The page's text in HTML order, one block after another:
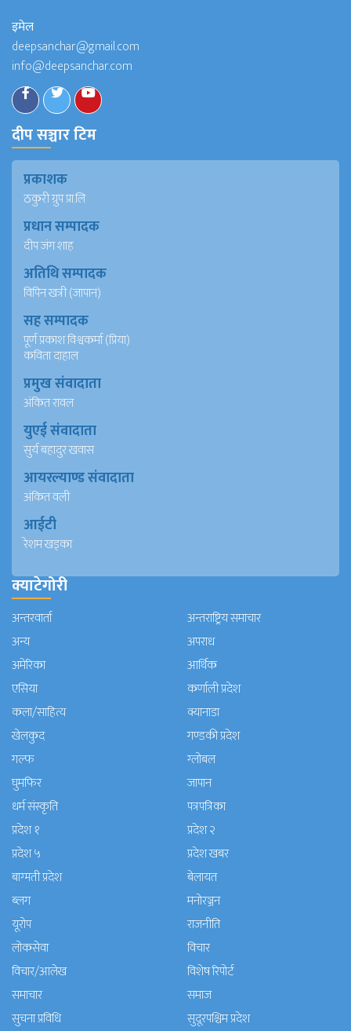
इमेल
deepsanchar@gmail.com
info@deepsanchar.com
दीप सञ्चार टिम
प्रकाशक
ठकुरी ग्रुप प्रा.लि
प्रधान सम्पादक
दीप जंग शाह
अतिथि सम्पादक
विपिन खत्री (जापान)
सह सम्पादक
पूर्ण प्रकाश विश्वकर्मा (प्रिया)
कविता दाहाल
प्रमुख संवादाता
अंकित रावल
युएई संवादाता
सुर्य बहादुर खवास
आयरल्याण्ड संवादाता
अंकित वली
आईटी
रेशम खड्का
क्याटेगोरी
अन्तरवार्ता
अन्तराष्ट्रिय समाचार
अन्य
अपराध
अमेरिका
आर्थिक
एसिया
कर्णाली प्रदेश
कला/साहित्य
क्यानाडा
खेलकुद
गण्डकी प्रदेश
गल्फ
ग्लोबल
घुमफिर
जापान
धर्म संस्कृति
पत्रपत्रिका
प्रदेश १
प्रदेश २
प्रदेश ५
प्रदेश खबर
बाग्मती प्रदेश
बेलायत
ब्लग
मनाेरञ्जन
यूरोप
राजनीति
लोकसेवा
विचार
विचार/आलेख
विशेष रिपोर्ट
समाचार
समाज
सुचना प्रविधि
सुदूरपश्चिम प्रदेश